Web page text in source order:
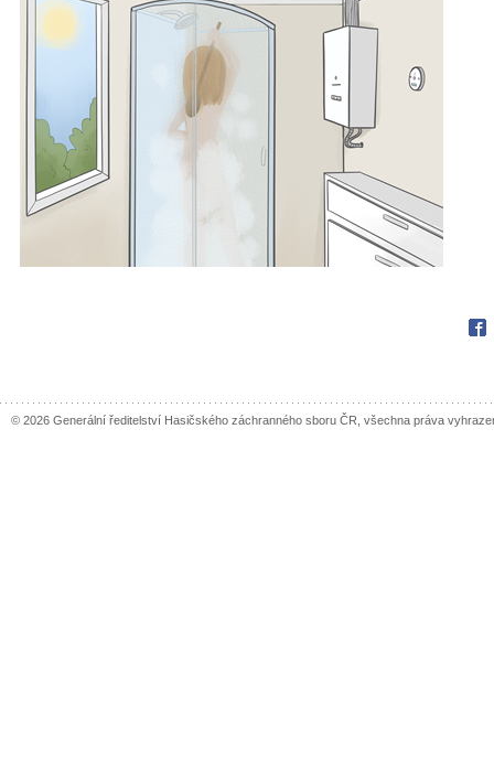
© 2026 Generální ředitelství Hasičského záchranného sboru ČR, všechna práva